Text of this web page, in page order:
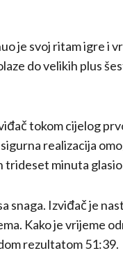
je svoj ritam igre i
do velikih plus
tokom cijelog
realizacija
trideset minuta
snaga. Izviđač je
Kako je vrijeme
rezultatom 51:39.